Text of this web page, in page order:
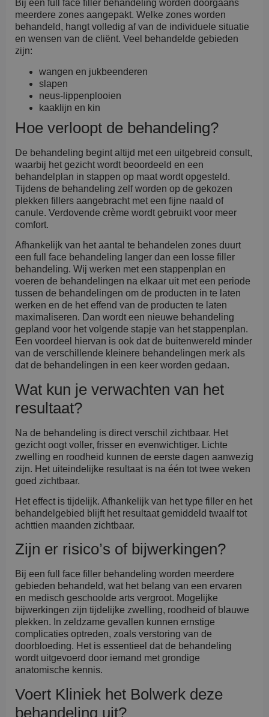
Bij een full face filler behandeling worden doorgaans
meerdere zones aangepakt. Welke zones worden
behandeld, hangt volledig af van de individuele situatie
en wensen van de cliënt. Veel behandelde gebieden
zijn:
wangen en jukbeenderen
slapen
neus-lippenplooien
kaaklijn en kin
Hoe verloopt de behandeling?
De behandeling begint altijd met een uitgebreid consult,
waarbij het gezicht wordt beoordeeld en een
behandelplan in stappen op maat wordt opgesteld.
Tijdens de behandeling zelf worden op de gekozen
plekken fillers aangebracht met een fijne naald of
canule. Verdovende crème wordt gebruikt voor meer
comfort.
Afhankelijk van het aantal te behandelen zones duurt
een full face behandeling langer dan een losse filler
behandeling. Wij werken met een stappenplan en
voeren de behandelingen na elkaar uit met een periode
tussen de behandelingen om de producten in te laten
werken en de het effend van de producten te laten
maximaliseren. Dan wordt een nieuwe behandeling
gepland voor het volgende stapje van het stappenplan.
Een voordeel hiervan is ook dat de buitenwereld minder
van de verschillende kleinere behandelingen merk als
dat de behandelingen in een keer worden gedaan.
Wat kun je verwachten van het
resultaat?
Na de behandeling is direct verschil zichtbaar. Het
gezicht oogt voller, frisser en evenwichtiger. Lichte
zwelling en roodheid kunnen de eerste dagen aanwezig
zijn. Het uiteindelijke resultaat is na één tot twee weken
goed zichtbaar.
Het effect is tijdelijk. Afhankelijk van het type filler en het
behandelgebied blijft het resultaat gemiddeld twaalf tot
achttien maanden zichtbaar.
Zijn er risico’s of bijwerkingen?
Bij een full face filler behandeling worden meerdere
gebieden behandeld, wat het belang van een ervaren
en medisch geschoolde arts vergroot. Mogelijke
bijwerkingen zijn tijdelijke zwelling, roodheid of blauwe
plekken. In zeldzame gevallen kunnen ernstige
complicaties optreden, zoals verstoring van de
doorbloeding. Het is essentieel dat de behandeling
wordt uitgevoerd door iemand met grondige
anatomische kennis.
Voert Kliniek het Bolwerk deze
behandeling uit?